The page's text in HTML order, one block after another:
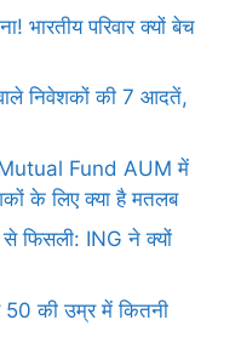
भारतीय परिवार क्यों बेच
निवेशकों की 7 आदतें,
Mutual Fund AUM में
के लिए क्या है मतलब
फिसली: ING ने क्यों
की उम्र में कितनी